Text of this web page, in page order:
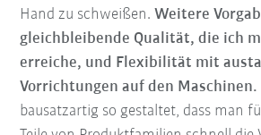
Hand zu schweißen.Weitere
gleichbleibende Qualität, die ich
erreiche, und Flexibilität mit
Vorrichtungen auf den Maschinen.
bausatzartig so gestaltet, dass man